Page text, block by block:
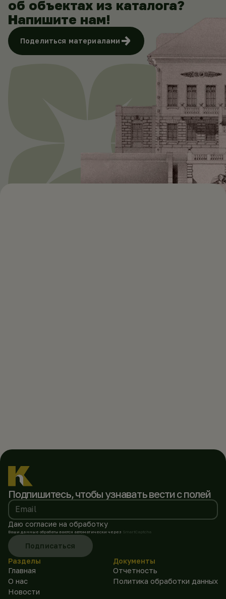
об объектах из каталога?
Напишите нам!
Поделиться материалами
Подпишитесь, чтобы узнавать вести с полей
Email
Даю согласие на обработку
Ваши данные обрабатываются автоматически через SmartCaptcha
Подписаться
Разделы
Главная
О нас
Новости
Документы
Отчетность
Политика обработки данных